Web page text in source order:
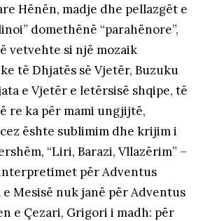
Hënën, madje dhe pellazgët e
domethënë “parahënore”,
vetvehte si një mozaik
të Dhjatës së Vjetër, Buzuku
e Vjetër e letërsisë shqipe, të
re ka për mami ungjijtë,
ështe sublimim dhe krijim i
“Liri, Barazi, Vllazërim” –
për Adventus
e Mesisë nuk janë për Adventus
e Çezari, Grigori i madh: për